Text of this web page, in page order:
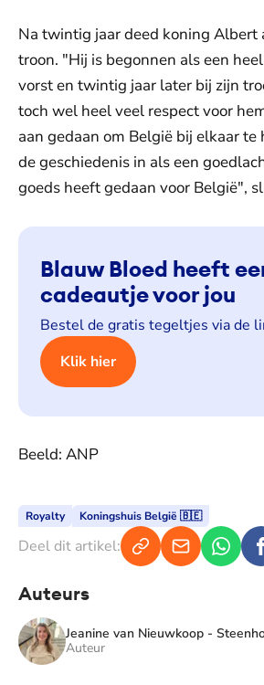
Na twintig jaar deed koning Albert
troon. "Hij is begonnen als een
vorst en twintig jaar later bij zijn
toch wel heel veel respect voor
aan gedaan om België bij elkaar te
de geschiedenis in als een
goeds heeft gedaan voor België",
Blauw Bloed heeft
cadeautje voor jou
Bestel de gratis tegeltjes via de
Klik hier
Beeld: ANP
Royalty Koningshuis België 🇧🇪
Deel dit artikel:
Auteurs
Jeanine van Nieuwkoop -
Auteur